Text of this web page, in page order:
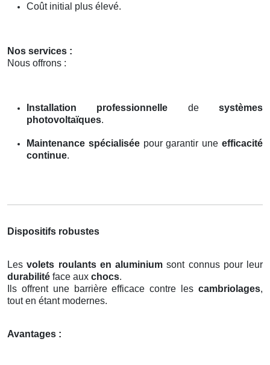
Coût initial plus élevé.
Nos services :
Nous offrons :
Installation professionnelle desystèmes
photovoltaïques.
Maintenance spécialiséepour garantir uneefficacité
continue.
Dispositifs robustes
Lesvolets roulants en aluminium sont connus pour leur
durabilité face aux chocs.
Ils offrent une barrière efficace contre les cambriolages,
tout en étant modernes.
Avantages :